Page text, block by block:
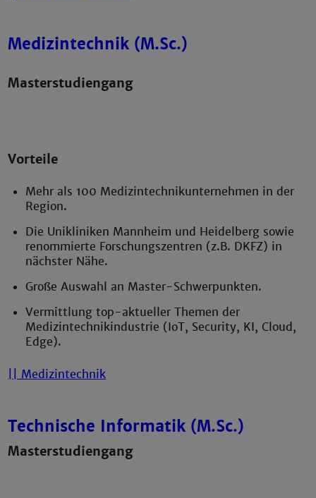
Medizintechnik (M.Sc.)
Masterstudiengang
Vorteile
Mehr als 100 Medizintechnikunternehmen in der
Region.
Die Unikliniken Mannheim und Heidelberg sowie
renommierte Forschungszentren (z.B. DKFZ) in
nächster Nähe.
Große Auswahl an Master-Schwerpunkten.
Vermittlung top-aktueller Themen der
Medizintechnikindustrie (IoT, Security, KI, Cloud,
Edge).
|| Medizintechnik
Technische Informatik (M.Sc.)
Masterstudiengang